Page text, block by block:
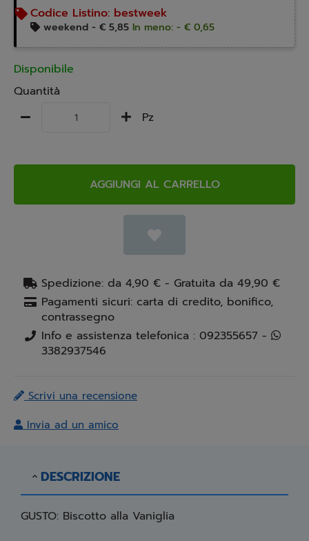
Codice Listino: bestweek
weekend - € 5,85 In meno: - € 0,65
Disponibile
Quantità
Pz
AGGIUNGI AL CARRELLO
Spedizione: da 4,90 € - Gratuita da 49,90 €
Pagamenti sicuri: carta di credito, bonifico,
contrassegno
Info e assistenza telefonica : 092355657 -
3382937546
Scrivi una recensione
Invia ad un amico
DESCRIZIONE
GUSTO: Biscotto alla Vaniglia